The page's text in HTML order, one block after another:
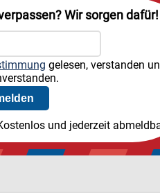
Wir sorgen dafür!
gelesen, verstanden
und jederzeit